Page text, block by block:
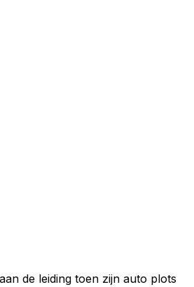
de leiding toen zijn auto plots